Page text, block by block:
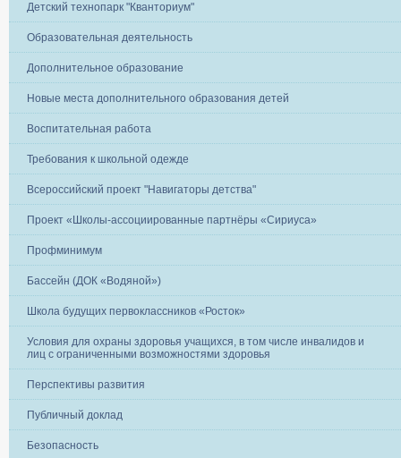
Детский технопарк "Кванториум"
Образовательная деятельность
Дополнительное образование
Новые места дополнительного образования детей
Воспитательная работа
Требования к школьной одежде
Всероссийский проект "Навигаторы детства"
Проект «Школы-ассоциированные партнёры «Сириуса»
Профминимум
Бассейн (ДОК «Водяной»)
Школа будущих первоклассников «Росток»
Условия для охраны здоровья учащихся, в том числе инвалидов и
лиц с ограниченными возможностями здоровья
Перспективы развития
Публичный доклад
Безопасность